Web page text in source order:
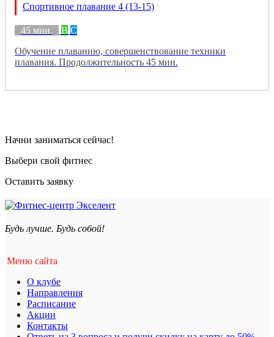
Спортивное плавание 4 (13-15)
45 мин. B C
Обучение плаванию, совершенствование техники
плавания. Продолжительность 45 мин.
Начни заниматься сейчас!
Выбери свой фитнес
Оставить заявку
Будь лучше. Будь собой!
Меню сайта
О клубе
Направления
Расписание
Акции
Контакты